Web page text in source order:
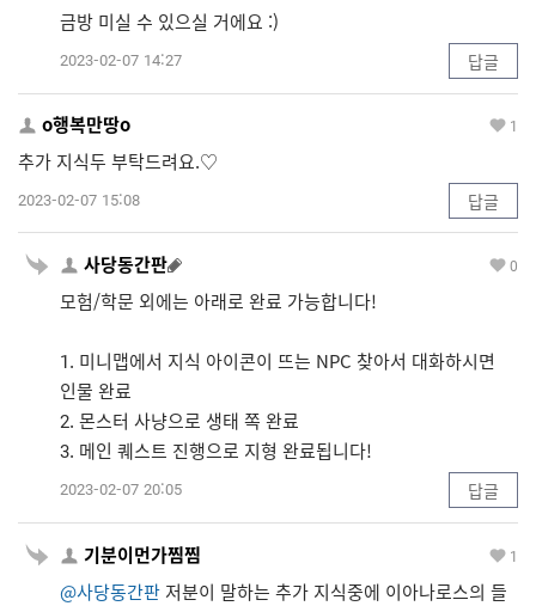
금방 미실 수 있으실 거에요 :)
2023-02-07 14:27 답글
o행복만땅o 1
추가 지식두 부탁드려요.♡
2023-02-07 15:08 답글
사당동간판 0
모험/학문 외에는 아래로 완료 가능합니다!
1. 미니맵에서 지식 아이콘이 뜨는 NPC 찾아서 대화하시면
인물 완료
2. 몬스터 사냥으로 생태 쪽 완료
3. 메인 퀘스트 진행으로 지형 완료됩니다!
2023-02-07 20:05 답글
기분이먼가찜찜 1
@사당동간판 저분이 말하는 추가 지식중에 이아나로스의 들